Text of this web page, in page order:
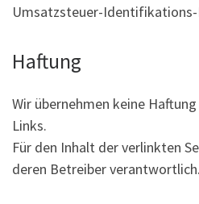
Umsatzsteuer-Identifikations-
Haftung
Wir übernehmen keine
Links.
Für den Inhalt der verlinkten
deren Betreiber verantwortlich.